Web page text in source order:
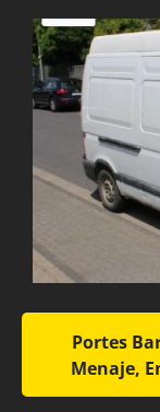
Portes
Menaje,